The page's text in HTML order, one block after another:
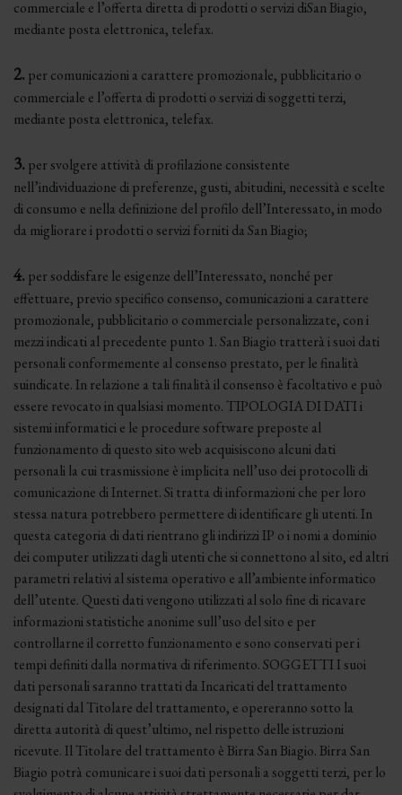
commerciale e l’offerta diretta di prodotti o servizi diSan Biagio,
mediante posta elettronica, telefax.
2. per comunicazioni a carattere promozionale, pubblicitario o
commerciale e l’offerta di prodotti o servizi di soggetti terzi,
mediante posta elettronica, telefax.
3. per svolgere attività di profilazione consistente
nell’individuazione di preferenze, gusti, abitudini, necessità e scelte
di consumo e nella definizione del profilo dell’Interessato, in modo
da migliorare i prodotti o servizi forniti da San Biagio;
4. per soddisfare le esigenze dell’Interessato, nonché per
effettuare, previo specifico consenso, comunicazioni a carattere
promozionale, pubblicitario o commerciale personalizzate, con i
mezzi indicati al precedente punto 1. San Biagio tratterà i suoi dati
personali conformemente al consenso prestato, per le finalità
suindicate. In relazione a tali finalità il consenso è facoltativo e può
essere revocato in qualsiasi momento. TIPOLOGIA DI DATI i
sistemi informatici e le procedure software preposte al
funzionamento di questo sito web acquisiscono alcuni dati
personali la cui trasmissione è implicita nell’uso dei protocolli di
comunicazione di Internet. Si tratta di informazioni che per loro
stessa natura potrebbero permettere di identificare gli utenti. In
questa categoria di dati rientrano gli indirizzi IP o i nomi a dominio
dei computer utilizzati dagli utenti che si connettono al sito, ed altri
parametri relativi al sistema operativo e all’ambiente informatico
dell’utente. Questi dati vengono utilizzati al solo fine di ricavare
informazioni statistiche anonime sull’uso del sito e per
controllarne il corretto funzionamento e sono conservati per i
tempi definiti dalla normativa di riferimento. SOGGETTI I suoi
dati personali saranno trattati da Incaricati del trattamento
designati dal Titolare del trattamento, e opereranno sotto la
diretta autorità di quest’ultimo, nel rispetto delle istruzioni
ricevute. Il Titolare del trattamento è Birra San Biagio. Birra San
Biagio potrà comunicare i suoi dati personali a soggetti terzi, per lo